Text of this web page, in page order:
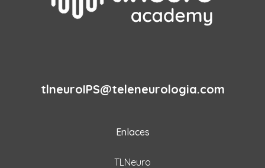
tlneuroIPS@teleneurologia.com
Enlaces
TLNeuro